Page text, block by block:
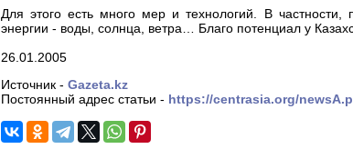
Для этого есть много мер и технологий. В частности,
энергии - воды, солнца, ветра… Благо потенциал у
26.01.2005
Источник - Gazeta.kz
Постоянный адрес статьи - https://centrasia.org/